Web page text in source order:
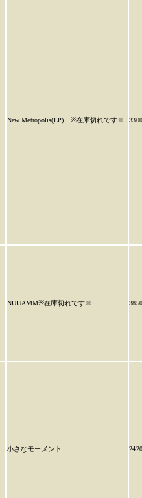
New Metropolis(LP) ※在庫切れです※
NUUAMM※在庫切れです※
小さなモーメント